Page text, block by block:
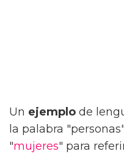
Un ejemplo de
la palabra
"mujeres" para